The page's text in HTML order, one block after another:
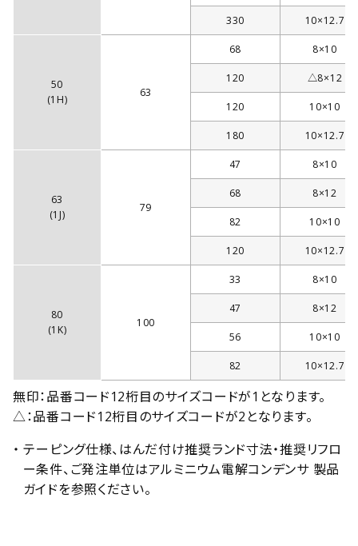
330 10×12.7
50
(1H)
63
68 8×10
120 △8×12
120 10×10
180 10×12.7
63
(1J)
79
47 8×10
68 8×12
82 10×10
120 10×12.7
80
(1K)
100
33 8×10
47 8×12
56 10×10
82 10×12.7
無印：品番コード12桁目のサイズコードが1となります。
△：品番コード12桁目のサイズコードが2となります。
・ テーピング仕様、はんだ付け推奨ランド寸法・推奨リフロ
ー条件、ご発注単位はアルミニウム電解コンデンサ 製品
ガイドを参照ください。